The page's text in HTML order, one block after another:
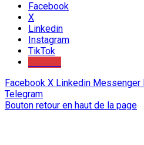
Facebook
X
Linkedin
Instagram
TikTok
Facebook X Linkedin Messenger
Telegram
Bouton retour en haut de la page